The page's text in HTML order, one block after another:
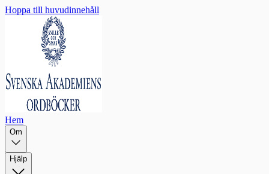
Hoppa till huvudinnehåll
Hem
Om
Hjälp